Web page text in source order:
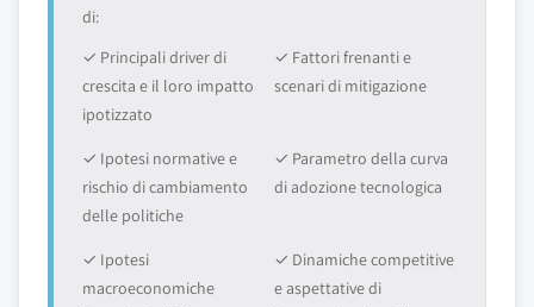
di:
✓ Principali driver di
crescita e il loro impatto
ipotizzato
✓ Fattori frenanti e
scenari di mitigazione
✓ Ipotesi normative e
rischio di cambiamento
delle politiche
✓ Parametro della curva
di adozione tecnologica
✓ Ipotesi
macroeconomiche
✓ Dinamiche competitive
e aspettative di